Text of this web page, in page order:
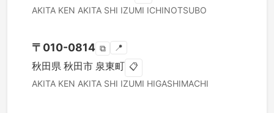
AKITA KEN AKITA SHI IZUMI ICHINOTSUBO
〒 010-0814 ⧉ 📍
秋田県 秋田市 泉東町 📋
AKITA KEN AKITA SHI IZUMI HIGASHIMACHI